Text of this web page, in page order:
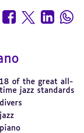
18 of the great all-
time jazz standards
divers
jazz
piano